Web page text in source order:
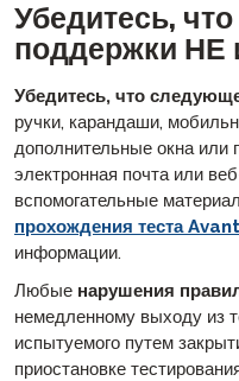
Убедитесь,
поддержки НЕ
Убедитесь, что
ручки, карандаши,
дополнительные окна или
электронная почта или
вспомогательные
прохождения теста Avant
информации.
Любые нарушения
немедленному выходу из
испытуемого путем
приостановке